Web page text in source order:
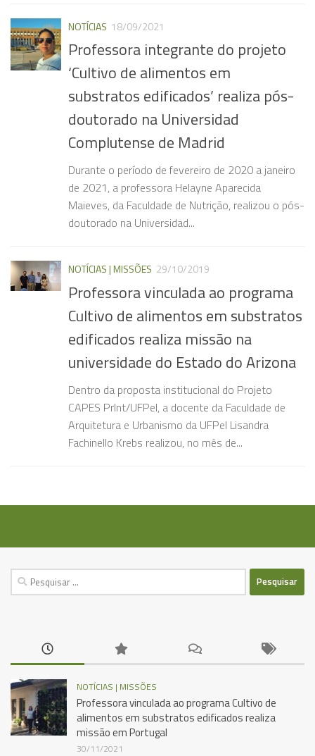
NOTÍCIAS 18/09/2021
Professora integrante do projeto
‘Cultivo de alimentos em
substratos edificados’ realiza pós-
doutorado na Universidad
Complutense de Madrid
Durante o período de fevereiro de 2020 a janeiro
de 2021, a professora Helayne Aparecida
Maieves, da Faculdade de Nutrição, realizou o pós-
doutorado na Universidad...
NOTÍCIAS | MISSÕES 29/10/2019
Professora vinculada ao programa
Cultivo de alimentos em substratos
edificados realiza missão na
universidade do Estado do Arizona
Dentro da proposta institucional do Projeto
CAPES PrInt/UFPel, a docente da Faculdade de
Arquitetura e Urbanismo da UFPel Lisandra
Fachinello Krebs realizou, no mês de...
Pesquisar
por:
NOTÍCIAS | MISSÕES
Professora vinculada ao programa Cultivo de
alimentos em substratos edificados realiza
missão em Portugal
30/11/2021